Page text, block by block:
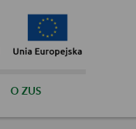
O ZUS